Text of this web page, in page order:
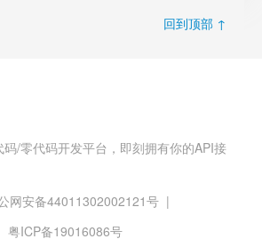
回到顶部 ↑
/零代码开发平台，即刻拥有你的API接
网安备44011302002121号 |
粤ICP备19016086号